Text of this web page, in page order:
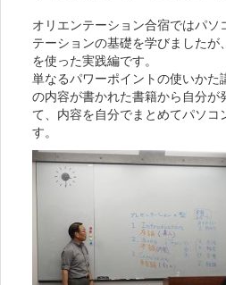
オリエンテーション合宿ではパソ
テーションの基礎を学びましたが
を使った実践編です。
単なるパワーポイントの使いかた
の内容が書かれた書籍から自分が
て、内容を自分でまとめてパソコ
す。